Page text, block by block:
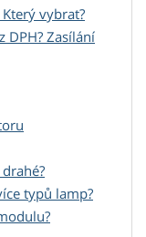
vybrat?
DPH? Zasílání
typů lamp?